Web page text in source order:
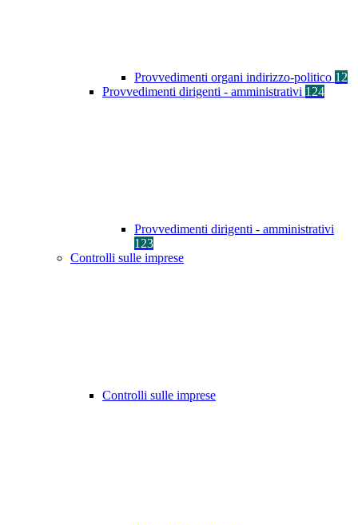
Provvedimenti organi indirizzo-politico 12
Provvedimenti dirigenti - amministrativi 124
Provvedimenti dirigenti - amministrativi
123
Controlli sulle imprese
Controlli sulle imprese